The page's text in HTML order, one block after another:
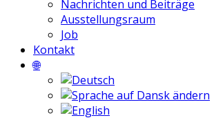
Nachrichten und Beiträge
Ausstellungsraum
Job
Kontakt
🌐